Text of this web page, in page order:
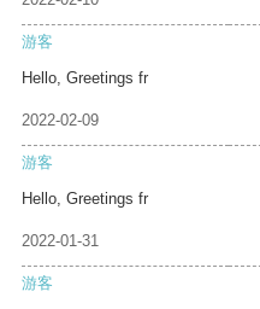
游客
Hello, Greetings fr
2022-02-09
游客
Hello, Greetings fr
2022-01-31
游客